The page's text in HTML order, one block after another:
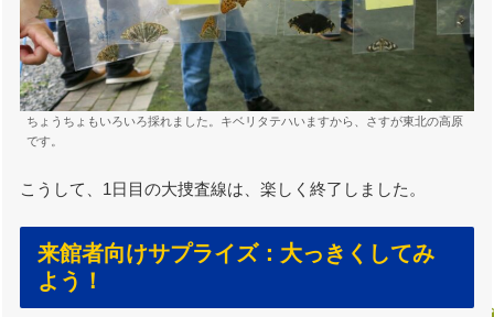
ちょうちょもいろいろ採れました。キベリタテハいますから、さすが東北の高原
です。
こうして、1日目の大捜査線は、楽しく終了しました。
来館者向けサプライズ：大っきくしてみ
よう！